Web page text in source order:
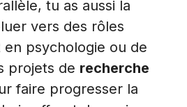
tu as aussi la
vers des rôles
en psychologie ou de
projets de recherche
faire progresser la